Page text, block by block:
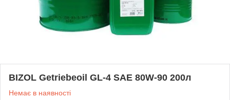
BIZOL Getriebeoil GL-4 SAE 80W-90 200л
Немає в наявності